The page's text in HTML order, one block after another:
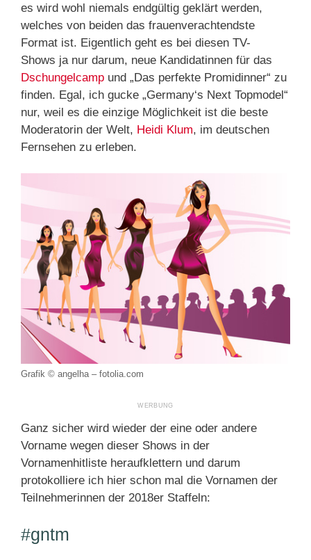
es wird wohl niemals endgültig geklärt werden,
welches von beiden das frauenverachtendste
Format ist. Eigentlich geht es bei diesen TV-
Shows ja nur darum, neue Kandidatinnen für das
Dschungelcamp und „Das perfekte Promidinner“ zu
finden. Egal, ich gucke „Germany‘s Next Topmodel“
nur, weil es die einzige Möglichkeit ist die beste
Moderatorin der Welt, Heidi Klum, im deutschen
Fernsehen zu erleben.
Grafik © angelha – fotolia.com
Ganz sicher wird wieder der eine oder andere
Vorname wegen dieser Shows in der
Vornamenhitliste heraufklettern und darum
protokolliere ich hier schon mal die Vornamen der
Teilnehmerinnen der 2018er Staffeln:
#gntm